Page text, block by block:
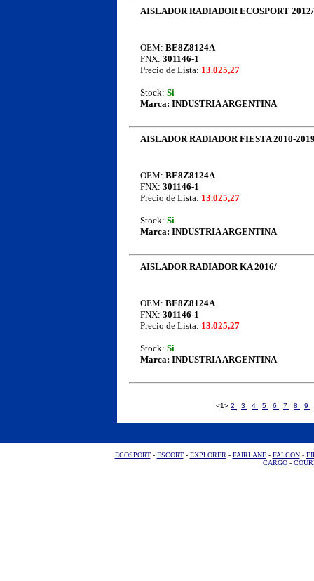
AISLADOR RADIADOR ECOSPORT 2012/
OEM: BE8Z8124A
FNX: 301146-1
Precio de Lista: 13.025,27
Stock: Si
Marca: INDUSTRIA ARGENTINA
AISLADOR RADIADOR FIESTA 2010-
OEM: BE8Z8124A
FNX: 301146-1
Precio de Lista: 13.025,27
Stock: Si
Marca: INDUSTRIA ARGENTINA
AISLADOR RADIADOR KA 2016/
OEM: BE8Z8124A
FNX: 301146-1
Precio de Lista: 13.025,27
Stock: Si
Marca: INDUSTRIA ARGENTINA
<1> 2 3 4 5 6 7 8 9
ECOSPORT- ESCORT- EXPLORER - FAIRLANE- FALCON-
CARGO-